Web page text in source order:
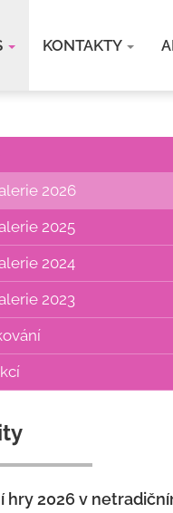
KONTAKTY
2026
2025
2024
2023
hry 2026 v